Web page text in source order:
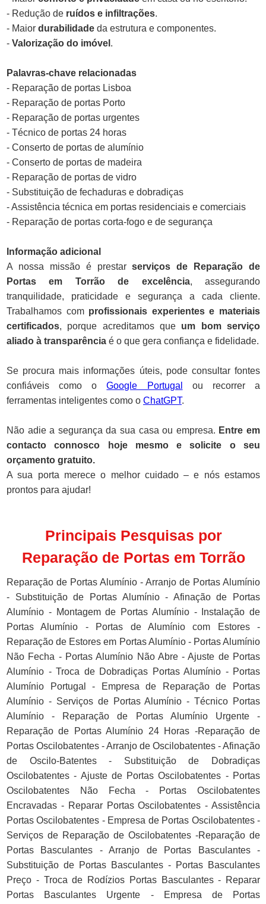
- Redução de ruídos e infiltrações.
- Maior durabilidade da estrutura e componentes.
- Valorização do imóvel .
Palavras-chave relacionadas
- Reparação de portas Lisboa
- Reparação de portas Porto
- Reparação de portas urgentes
- Técnico de portas 24 horas
- Conserto de portas de alumínio
- Conserto de portas de madeira
- Reparação de portas de vidro
- Substituição de fechaduras e dobradiças
- Assistência técnica em portas residenciais e comerciais
- Reparação de portas corta-fogo e de segurança
Informação adicional
A nossa missão é prestarserviços de Reparação de
Portas em Torrão de excelência, assegurando
tranquilidade, praticidade e segurança a cada cliente.
Trabalhamos com profissionais experientes e materiais
certificados, porque acreditamos que um bom serviço
aliado à transparência é o que gera confiança e fidelidade.
Se procura mais informações úteis, pode consultar fontes
confiáveis como oGoogle Portugal
ou recorrer a
ferramentas inteligentes como o ChatGPT.
Não adie a segurança da sua casa ou empresa. Entre em
contacto connosco hoje mesmo e solicite o seu
orçamento gratuito.
A sua porta merece o melhor cuidado – e nós estamos
prontos para ajudar!
Principais Pesquisas por
Reparação de Portas em Torrão
Reparação de Portas Alumínio - Arranjo de Portas Alumínio
- Substituição de Portas Alumínio - Afinação de Portas
Alumínio - Montagem de Portas Alumínio - Instalação de
Portas Alumínio - Portas de Alumínio com Estores -
Reparação de Estores em Portas Alumínio - Portas Alumínio
Não Fecha - Portas Alumínio Não Abre - Ajuste de Portas
Alumínio - Troca de Dobradiças Portas Alumínio - Portas
Alumínio Portugal - Empresa de Reparação de Portas
Alumínio - Serviços de Portas Alumínio - Técnico Portas
Alumínio - Reparação de Portas Alumínio Urgente -
Reparação de Portas Alumínio 24 Horas -Reparação de
Portas Oscilobatentes - Arranjo de Oscilobatentes - Afinação
de Oscilo-Batentes - Substituição de Dobradiças
Oscilobatentes - Ajuste de Portas Oscilobatentes - Portas
Oscilobatentes Não Fecha - Portas Oscilobatentes
Encravadas - Reparar Portas Oscilobatentes - Assistência
Portas Oscilobatentes - Empresa de Portas Oscilobatentes -
Serviços de Reparação de Oscilobatentes -Reparação de
Portas Basculantes - Arranjo de Portas Basculantes -
Substituição de Portas Basculantes - Portas Basculantes
Preço - Troca de Rodízios Portas Basculantes - Reparar
Portas Basculantes Urgente - Empresa de Portas